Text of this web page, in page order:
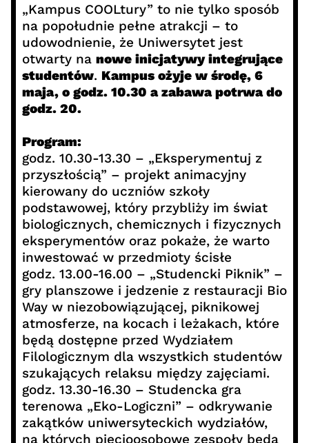
„Kampus COOLtury” to nie tylko sposób
na popołudnie pełne atrakcji – to
udowodnienie, że Uniwersytet jest
otwarty na nowe inicjatywy integrujące
studentów. Kampus ożyje w środę, 6
maja, o godz. 10.30 a zabawa potrwa do
godz. 20.
Program:
godz. 10.30-13.30 – „Eksperymentuj z
przyszłością” – projekt animacyjny
kierowany do uczniów szkoły
podstawowej, który przybliży im świat
biologicznych, chemicznych i fizycznych
eksperymentów oraz pokaże, że warto
inwestować w przedmioty ścisłe
godz. 13.00-16.00 – „Studencki Piknik” –
gry planszowe i jedzenie z restauracji Bio
Way w niezobowiązującej, piknikowej
atmosferze, na kocach i leżakach, które
będą dostępne przed Wydziałem
Filologicznym dla wszystkich studentów
szukających relaksu między zajęciami.
godz. 13.30-16.30 – Studencka gra
terenowa „Eko-Logiczni” – odkrywanie
zakątków uniwersyteckich wydziałów,
na których pięcioosobowe zespoły będą